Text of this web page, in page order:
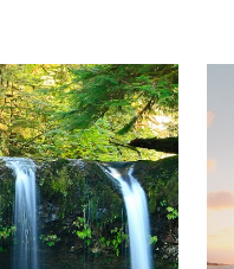
ルーン ひとりごと